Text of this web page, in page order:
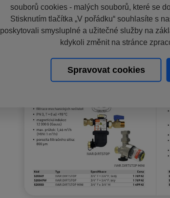
souborů cookies - malých souborů, které se
Stisknutím tlačítka „V pořádku“ souhlasíte s
poskytovali smysluplné a užitečné služby na
kdykoli změnit na stránce
Spravovat cookies